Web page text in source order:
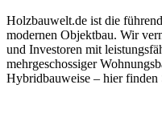
Holzbauwelt.de ist die
modernen Objektbau. Wir
und Investoren mit
mehrgeschossiger
Hybridbauweise – hier finden